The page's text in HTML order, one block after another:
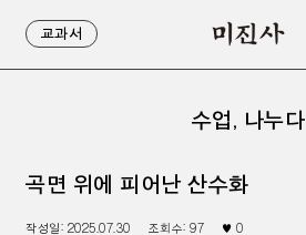
교과서
수업, 나누다
곡면 위에 피어난 산수화
작성일: 2025.07.30 조회수:97 ♥ 0